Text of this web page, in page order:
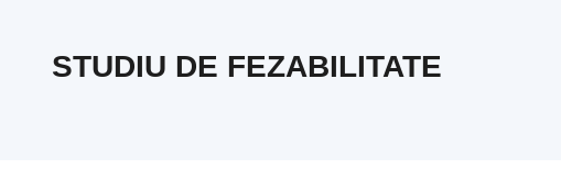
STUDIU DE FEZABILITATE